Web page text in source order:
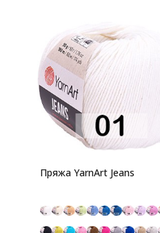
Пряжа YarnArt Jeans